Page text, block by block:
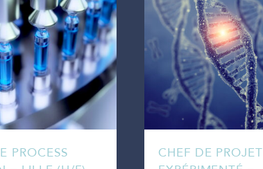
PROCESS
CHEF DE PROJET